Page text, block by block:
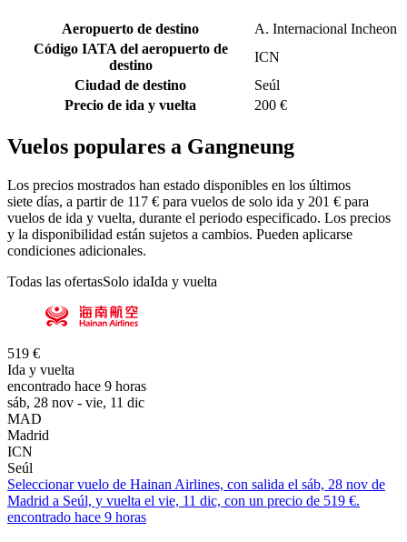
Aeropuerto de destino
A. Internacional Incheon
Código IATA del aeropuerto de
destino
ICN
Ciudad de destino
Seúl
Precio de ida y vuelta
200 €
Vuelos populares a Gangneung
Los precios mostrados han estado disponibles en los últimos
siete días, a partir de 117 € para vuelos de solo ida y 201 € para
vuelos de ida y vuelta, durante el periodo especificado. Los precios
y la disponibilidad están sujetos a cambios. Pueden aplicarse
condiciones adicionales.
Todas las ofertasSolo idaIda y vuelta
519 €
Ida y vuelta
encontrado hace 9 horas
sáb, 28 nov - vie, 11 dic
MAD
Madrid
ICN
Seúl
Seleccionar vuelo de Hainan Airlines, con salida el sáb, 28 nov de
Madrid a Seúl, y vuelta el vie, 11 dic, con un precio de 519 €.
encontrado hace 9 horas